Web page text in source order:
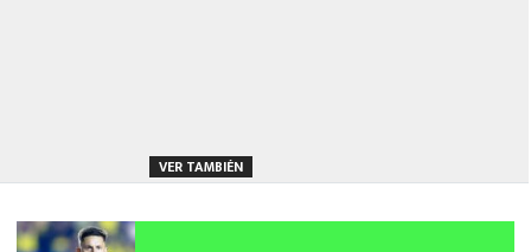
VER TAMBIÉN